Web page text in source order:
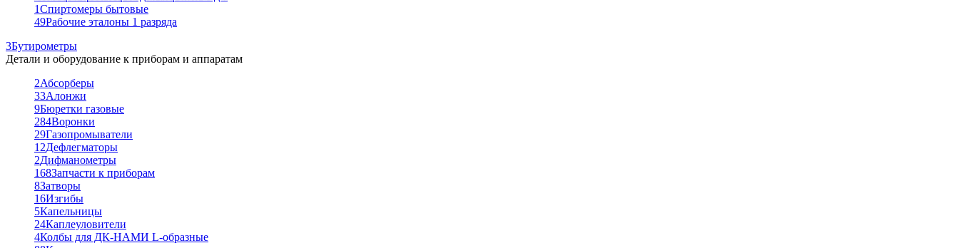
1Спиртомеры бытовые
49Рабочие эталоны 1 разряда
3Бутирометры
Детали и оборудование к приборам и аппаратам
2Абсорберы
33Алонжи
9Бюретки газовые
284Воронки
29Газопромыватели
12Дефлегматоры
2Дифманометры
168Запчасти к приборам
8Затворы
16Изгибы
5Капельницы
24Каплеуловители
4Колбы для ДК-НАМИ L-образные